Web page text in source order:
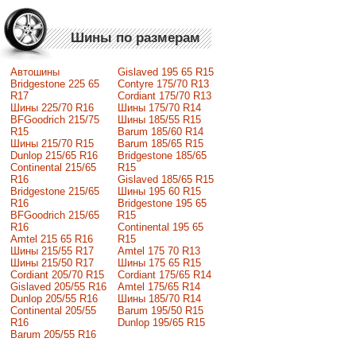
Шины по размерам
Автошины
Bridgestone 225 65
R17
Шины 225/70 R16
BFGoodrich 215/75
R15
Шины 215/70 R15
Dunlop 215/65 R16
Continental 215/65
R16
Bridgestone 215/65
R16
BFGoodrich 215/65
R16
Amtel 215 65 R16
Шины 215/55 R17
Шины 215/50 R17
Сordiant 205/70 R15
Gislaved 205/55 R16
Dunlop 205/55 R16
Continental 205/55
R16
Barum 205/55 R16
Gislaved 195 65 R15
Contyre 175/70 R13
Cordiant 175/70 R13
Шины 175/70 R14
Шины 185/55 R15
Barum 185/60 R14
Barum 185/65 R15
Bridgestone 185/65
R15
Gislaved 185/65 R15
Шины 195 60 R15
Bridgestone 195 65
R15
Continental 195 65
R15
Amtel 175 70 R13
Шины 175 65 R15
Cordiant 175/65 R14
Amtel 175/65 R14
Шины 185/70 R14
Barum 195/50 R15
Dunlop 195/65 R15